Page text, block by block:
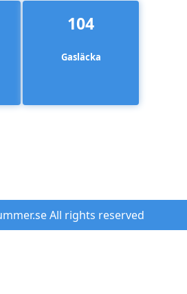
104
Gasläcka
All rights reserved